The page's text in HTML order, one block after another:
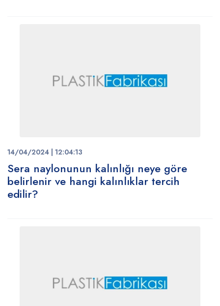
14/04/2024 | 12:04:13
Sera naylonunun kalınlığı neye göre
belirlenir ve hangi kalınlıklar tercih
edilir?